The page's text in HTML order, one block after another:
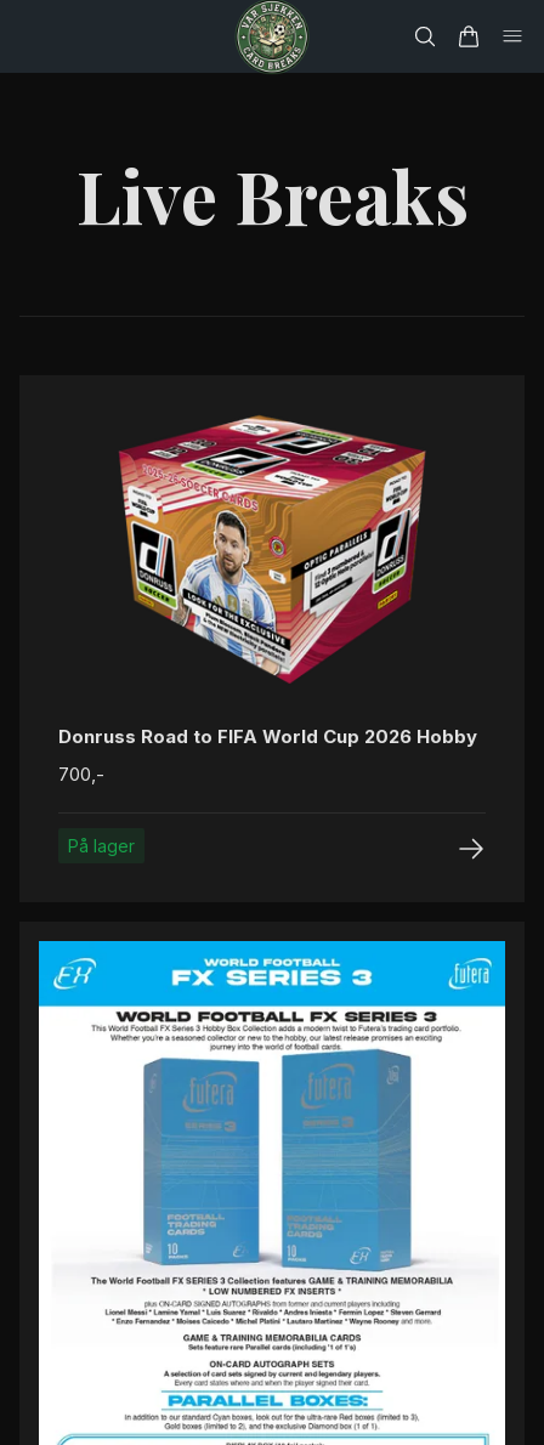
Live Breaks
Donruss Road to FIFA World Cup 2026 Hobby
700,-
På lager